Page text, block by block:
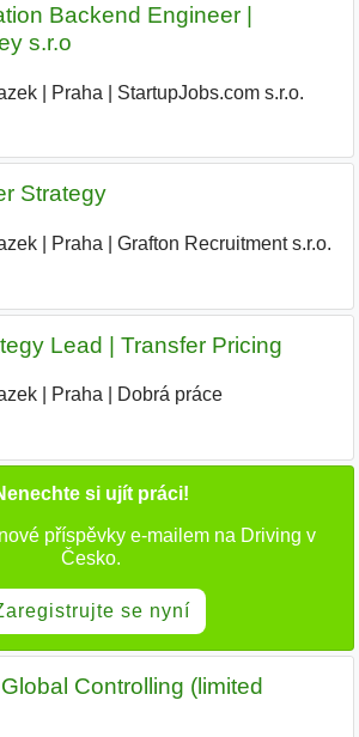
Backend Engineer |
s.r.o
| Praha StartupJobs.com s.r.o.
Strategy
| Praha Grafton Recruitment s.r.o.
Lead | Transfer Pricing
| Praha Dobrá práce
si ujít práci!
příspěvky e-mailem na Driving v
Česko.
se nyní
Controlling (limited